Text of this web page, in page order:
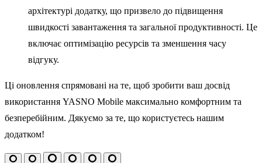
архітектурі додатку, що призвело до підвищення
швидкості завантаження та загальної продуктивності. Це
включає оптимізацію ресурсів та зменшення часу
відгуку.
Ці оновлення спрямовані на те, щоб зробити ваш досвід
використання YASNO Mobile максимально комфортним та
безперебійним. Дякуємо за те, що користуєтесь нашим
додатком!